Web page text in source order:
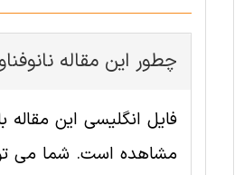
چطور این مقاله
مشاهده است. شما می